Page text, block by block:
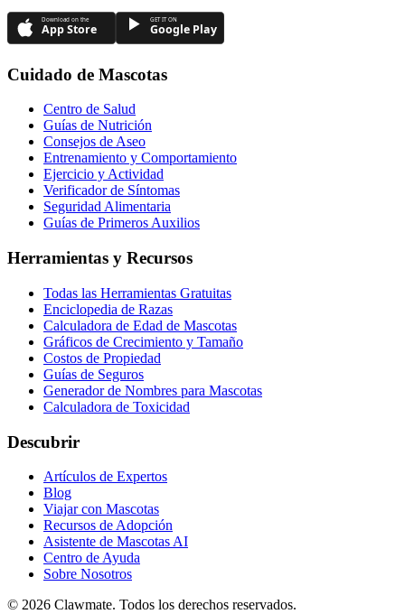
Download on the
App Store
GET IT ON
Google Play
Cuidado de Mascotas
Centro de Salud
Guías de Nutrición
Consejos de Aseo
Entrenamiento y Comportamiento
Ejercicio y Actividad
Verificador de Síntomas
Seguridad Alimentaria
Guías de Primeros Auxilios
Herramientas y Recursos
Todas las Herramientas Gratuitas
Enciclopedia de Razas
Calculadora de Edad de Mascotas
Gráficos de Crecimiento y Tamaño
Costos de Propiedad
Guías de Seguros
Generador de Nombres para Mascotas
Calculadora de Toxicidad
Descubrir
Artículos de Expertos
Blog
Viajar con Mascotas
Recursos de Adopción
Asistente de Mascotas AI
Centro de Ayuda
Sobre Nosotros
© 2026 Clawmate. Todos los derechos reservados.